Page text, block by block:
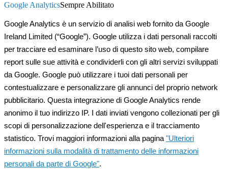
Google AnalyticsSempre Abilitato
Google Analytics è un servizio di analisi web fornito da Google
Ireland Limited (“Google”). Google utilizza i dati personali raccolti
per tracciare ed esaminare l’uso di questo sito web, compilare
report sulle sue attività e condividerli con gli altri servizi sviluppati
da Google. Google può utilizzare i tuoi dati personali per
contestualizzare e personalizzare gli annunci del proprio network
pubblicitario. Questa integrazione di Google Analytics rende
anonimo il tuo indirizzo IP. I dati inviati vengono collezionati per gli
scopi di personalizzazione dell'esperienza e il tracciamento
statistico. Trovi maggiori informazioni alla pagina"Ulteriori
informazioni sulla modalità di trattamento delle informazioni
personali da parte di Google".